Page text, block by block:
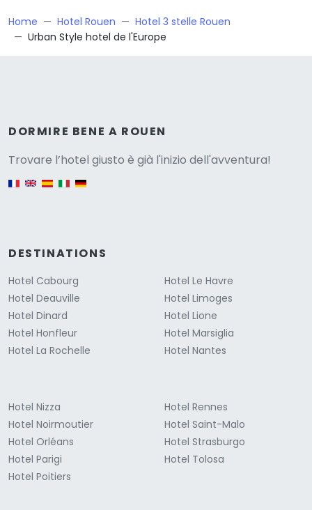
Home Hotel Rouen
Hotel 3 stelle Rouen
Urban Style hotel de l'Europe
DORMIRE BENE A ROUEN
Trovare l’hotel giusto è già l'inizio dell'avventura!
English version
DESTINATIONS
Hotel Cabourg
Hotel Deauville
Hotel Dinard
Hotel Honfleur
Hotel La Rochelle
Hotel Le Havre
Hotel Limoges
Hotel Lione
Hotel Marsiglia
Hotel Nantes
Hotel Nizza
Hotel Noirmoutier
Hotel Orléans
Hotel Parigi
Hotel Poitiers
Hotel Rennes
Hotel Saint-Malo
Hotel Strasburgo
Hotel Tolosa